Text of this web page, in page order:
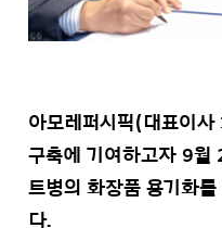
아모레퍼시픽(대표이사
구축에 기여하고자 9월
트병의 화장품 용기화
다.